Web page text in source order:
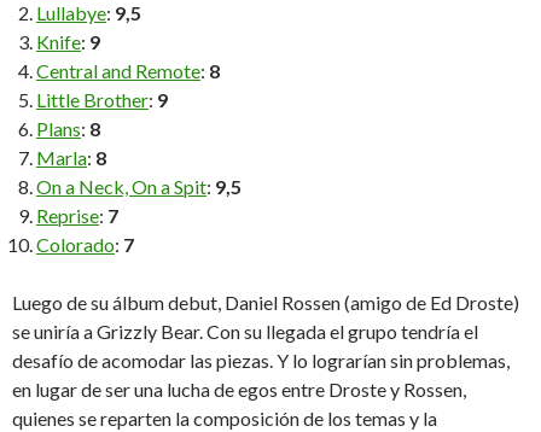
Lullabye: 9,5
Knife: 9
Central and Remote: 8
Little Brother: 9
Plans: 8
Marla: 8
On a Neck, On a Spit: 9,5
Reprise: 7
Colorado: 7
Luego de su álbum debut, Daniel Rossen (amigo de Ed Droste)
se uniría a Grizzly Bear. Con su llegada el grupo tendría el
desafío de acomodar las piezas. Y lo lograrían sin problemas,
en lugar de ser una lucha de egos entre Droste y Rossen,
quienes se reparten la composición de los temas y la